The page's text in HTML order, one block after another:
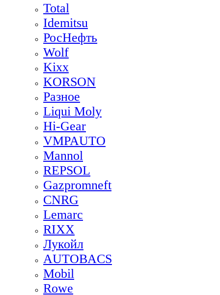
Total
Idemitsu
РосНефть
Wolf
Kixx
KORSON
Разное
Liqui Moly
Hi-Gear
VMPAUTO
Mannol
REPSOL
Gazpromneft
CNRG
Lemarc
RIXX
Лукойл
AUTOBACS
Mobil
Rowe